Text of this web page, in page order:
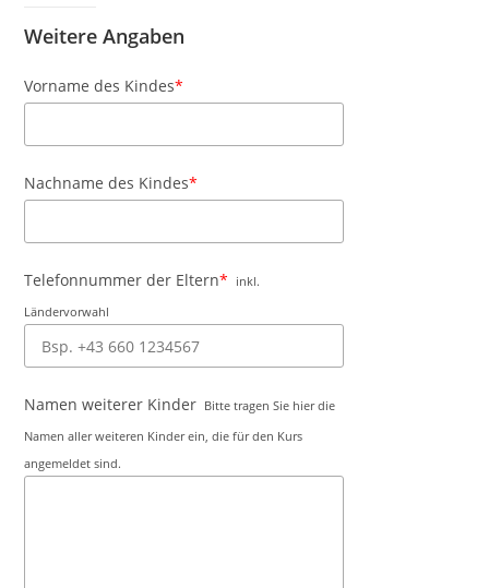
Weitere Angaben
Vorname des Kindes*
Nachname des Kindes*
Telefonnummer der Eltern*
inkl.
Ländervorwahl
Namen weiterer Kinder Bitte tragen Sie hier die
Namen aller weiteren Kinder ein, die für den Kurs
angemeldet sind.